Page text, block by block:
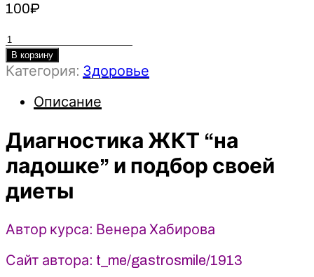
100₽
Количество
товара
Диагностика
“на
и
подбор
своей
диеты
-
Венера
Хабирова
(2024)
В корзину
Категория: Здоровье
Описание
Диагностика ЖКТ “на
ладошке” и подбор своей
диеты
Автор курса: Венера Хабирова
Сайт автора: t_me/gastrosmile/1913